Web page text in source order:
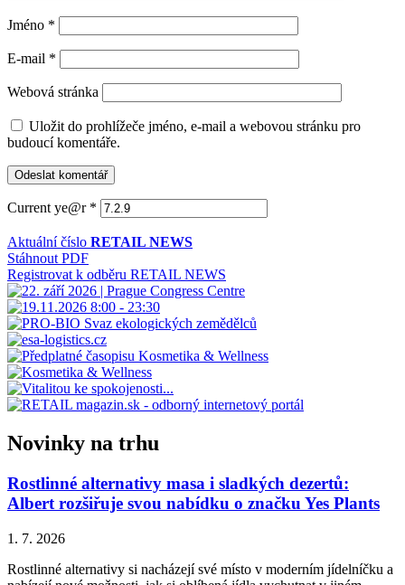
Jméno *
E-mail *
Webová stránka
Uložit do prohlížeče jméno, e-mail a webovou stránku pro
budoucí komentáře.
Current ye@r *
Aktuální číslo RETAIL NEWS
Stáhnout PDF
Registrovat k odběru RETAIL NEWS
Novinky na trhu
Rostlinné alternativy masa i sladkých dezertů:
Albert rozšiřuje svou nabídku o značku Yes Plants
1. 7. 2026
Rostlinné alternativy si nacházejí své místo v moderním jídelníčku a